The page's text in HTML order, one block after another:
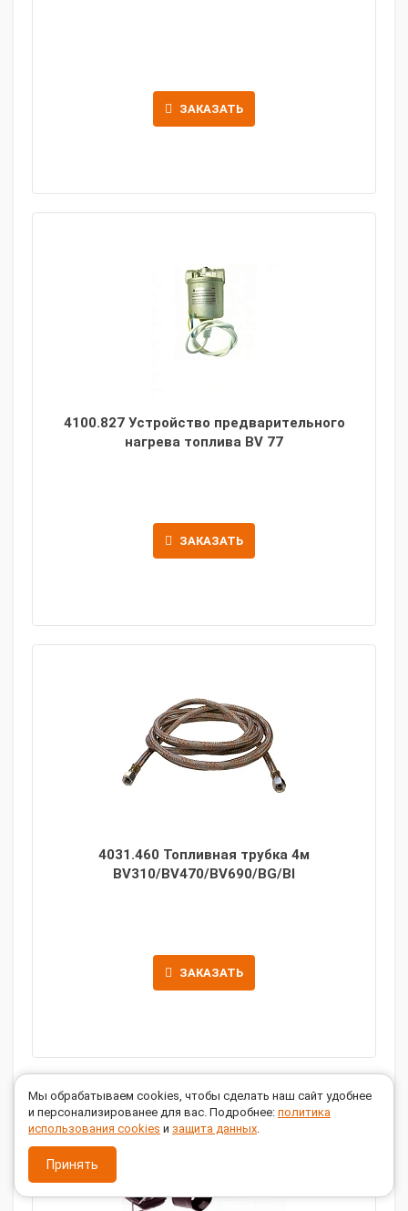
ЗАКАЗАТЬ
4100.827 Устройство предварительного
нагрева топлива BV 77
ЗАКАЗАТЬ
4031.460 Топливная трубка 4м
BV310/BV470/BV690/BG/BI
ЗАКАЗАТЬ
Мы обрабатываем cookies, чтобы сделать наш сайт удобнее
и персонализированее для вас. Подробнее: политика
использования cookies и защита данных.
Принять